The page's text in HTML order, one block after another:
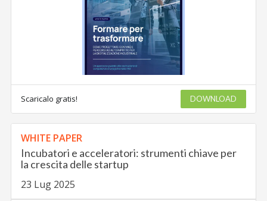
Scaricalo gratis! DOWNLOAD
WHITE PAPER
Incubatori e acceleratori: strumenti chiave per
la crescita delle startup
23 Lug 2025